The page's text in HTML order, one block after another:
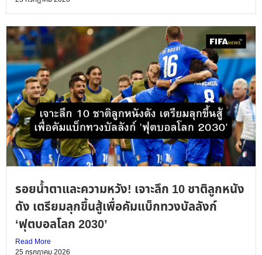
รอยน้ำตาและความหวัง! เจาะลึก 10 ชาติลูกหนัง
ดัง เตรียมลุกขึ้นสู้เพื่อคัมแบ็กทวงบัลลังก์
‘ฟุตบอลโลก 2030’
Read More
25 กรกฎาคม 2026